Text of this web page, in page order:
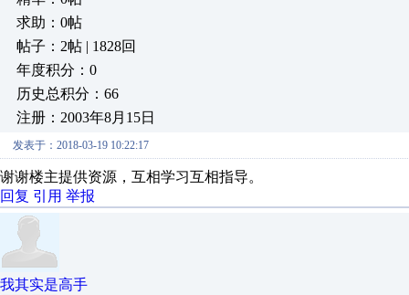
求助：0帖
帖子：2帖 | 1828回
年度积分：0
历史总积分：66
注册：2003年8月15日
发表于：2018-03-19 10:22:17
谢谢楼主提供资源，互相学习互相指导。
回复 引用 举报
我其实是高手